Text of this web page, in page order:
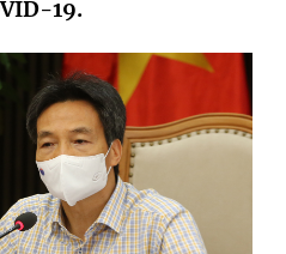
lượng
dự thảo VBQPPL
19.